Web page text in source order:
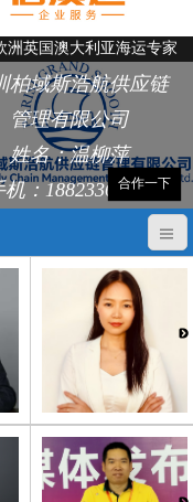
洲英国澳大利亚海运专家
柏域斯浩航供应链
管理有限公司
姓名：温柳萍
：18823368248
合作一下